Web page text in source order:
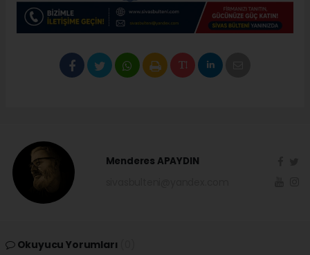
Menderes APAYDIN
Okuyucu Yorumları